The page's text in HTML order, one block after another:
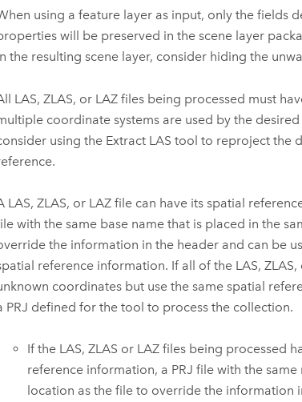
using a feature layer as input, only the fields
will be preserved in the scene layer
the resulting scene layer, consider hiding the
LAS, ZLAS, or LAZ files being processed must
coordinate systems are used by the
using the Extract LAS tool to reproject the
LAS, ZLAS, or LAZ file can have its spatial
with the same base name that is placed in the
the information in the header and can be
reference information. If all of the LAS,
coordinates but use the same spatial
PRJ defined for the tool to process the collection.
If the LAS, ZLAS or LAZ files being processed
reference information, a PRJ file with the
location as the file to override the information